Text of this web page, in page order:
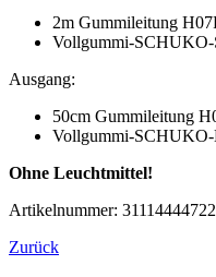
2m Gummileitung
Vollgummi-SCHUKO-
Ausgang:
50cm Gummileitung
Vollgummi-
Ohne Leuchtmittel!
Artikelnummer:
Zurück